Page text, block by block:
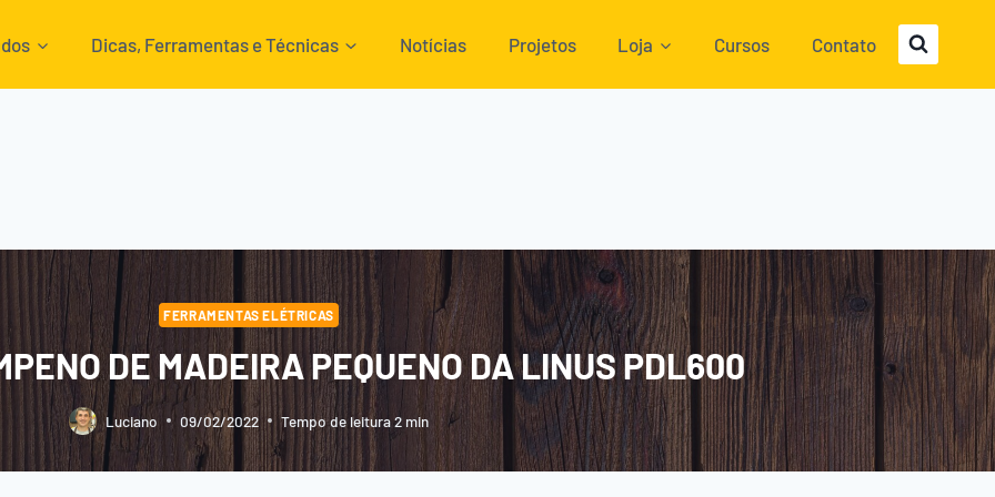
Dicas, Ferramentas e Técnicas Notícias Projetos Loja Cursos Contato
FERRAMENTAS ELÉTRICAS
DE MADEIRA PEQUENO DA LINUS PDL600
Luciano 09/02/2022 Tempo de leitura2 min